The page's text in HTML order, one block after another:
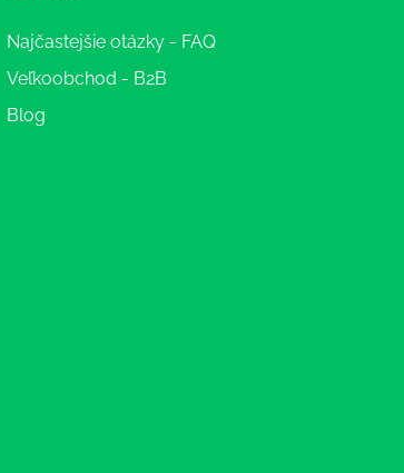
Najčastejšie otázky - FAQ
Veľkoobchod - B2B
Blog